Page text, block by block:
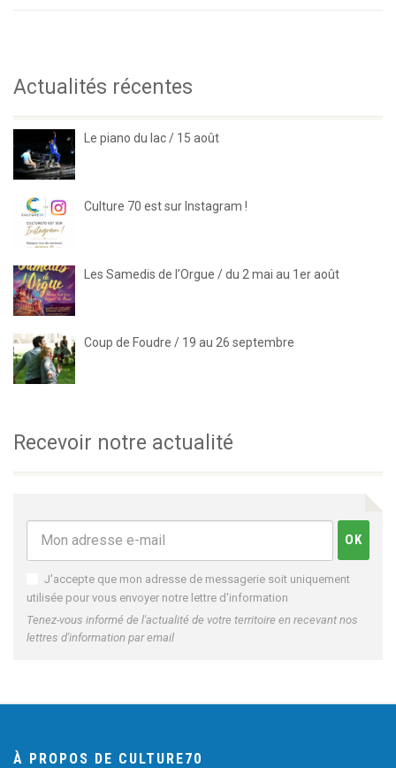
Actualités récentes
Le piano du lac / 15 août
Culture 70 est sur Instagram !
Les Samedis de l’Orgue / du 2 mai au 1er août
Coup de Foudre / 19 au 26 septembre
Recevoir notre actualité
J'accepte que mon adresse de messagerie soit uniquement
utilisée pour vous envoyer notre lettre d'information
Tenez-vous informé de l'actualité de votre territoire en recevant nos
lettres d'information par email
À PROPOS DE CULTURE70